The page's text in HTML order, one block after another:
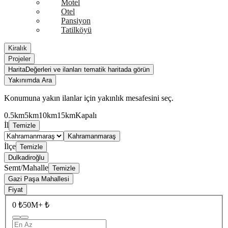
Motel
Otel
Pansiyon
Tatilköyü
Kiralık
Projeler
HaritaDeğerleri ve ilanları tematik haritada görün
Yakınımda Ara
Konumuna yakın ilanlar için yakınlık mesafesini seç.
0.5km5km10km15kmKapalı
İl Temizle
Kahramanmaraş
İlçe Temizle
Dulkadiroğlu
Semt/Mahalle Temizle
Gazi Paşa Mahallesi
Fiyat
0 ₺50M+ ₺